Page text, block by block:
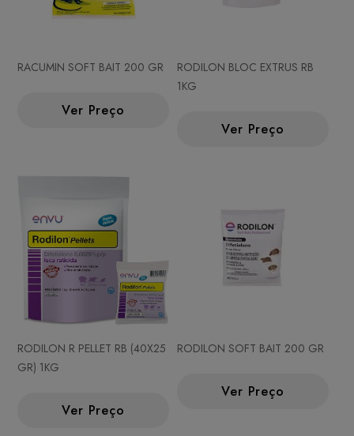
RACUMIN SOFT BAIT 200 GR
Ver Preço
RODILON BLOC EXTRUS RB
1KG
Ver Preço
RODILON R PELLET RB (40X25
GR) 1KG
Ver Preço
RODILON SOFT BAIT 200 GR
Ver Preço